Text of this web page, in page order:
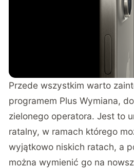
Przede wszystkim warto
programem Plus Wymiana,
zielonego operatora. Jest to
ratalny, w ramach którego
wyjątkowo niskich ratach, a
można wymienić go na